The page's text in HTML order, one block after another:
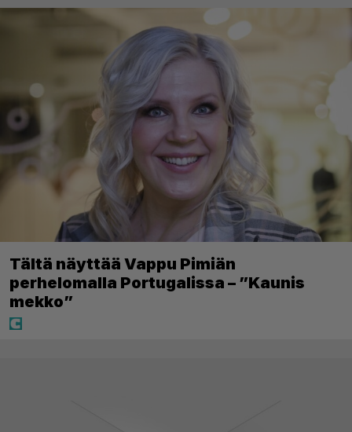
Tältä näyttää Vappu Pimiän
perhelomalla Portugalissa – ”Kaunis
mekko”